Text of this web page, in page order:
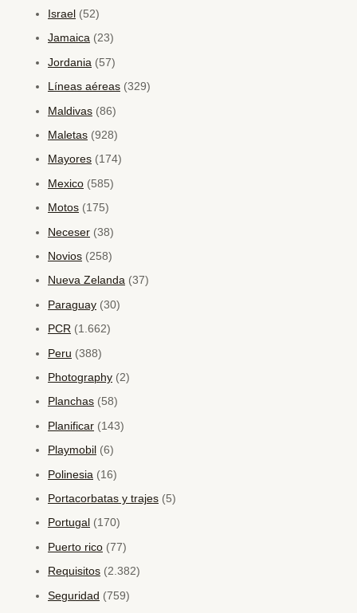
Israel (52)
Jamaica (23)
Jordania (57)
Líneas aéreas (329)
Maldivas (86)
Maletas (928)
Mayores (174)
Mexico (585)
Motos (175)
Neceser (38)
Novios (258)
Nueva Zelanda (37)
Paraguay (30)
PCR (1.662)
Peru (388)
Photography (2)
Planchas (58)
Planificar (143)
Playmobil (6)
Polinesia (16)
Portacorbatas y trajes (5)
Portugal (170)
Puerto rico (77)
Requisitos (2.382)
Seguridad (759)